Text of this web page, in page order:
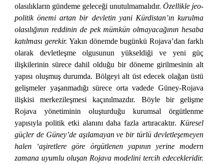
olasılıkların gündeme geleceği unutulmamalıdır. Özellikle jeo-
politik önemi artan bir devletin yani Kürdistan’ın kurulma
olasılığının reddinin de pek mümkün olmayacağının hesaba
katılması gerekir. Yakın dönemde bugünkü Rojava’dan farklı
olarak devletleşme olgusunun yükseldiği ve yeni güç
ilişkilerinin sürece dahil olduğu bir döneme girilmesinin alt
yapısı oluşmuş durumda. Bölgeyi alt üst edecek olağan üstü
gelişmeler yaşanmadığı sürece orta vadede Güney-Rojava
ilişkisi merkezileşmesi kaçınılmazdır. Böyle bir gelişme
Rojava yönetiminin oluşturduğu kurumsal örgütlenme
yapısıyla politik etki alanını daha fazla artıracaktır. Küresel
güçler de Güney’de aşılamayan ve bir türlü devletleşemeyen
halen ‘aşiretlere göre örgütlenen yapının yerine modern
zamana uyumlu oluşan Rojava modelini tercih edecekleridir.